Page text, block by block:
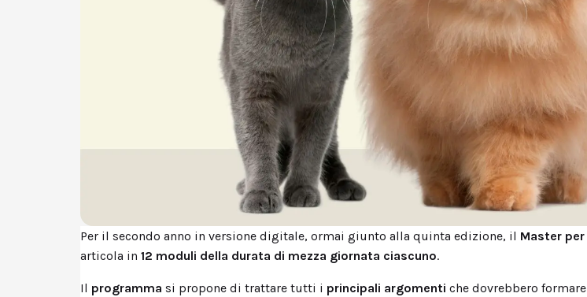
Per il secondo anno in versione digitale, ormai giunto alla quinta edizione, il Master
articola in 12 moduli della durata di mezza giornata ciascuno.
Il programma si propone di trattare tutti i principali argomenti che dovrebbero